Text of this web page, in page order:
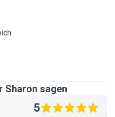
Sharon sagen
5